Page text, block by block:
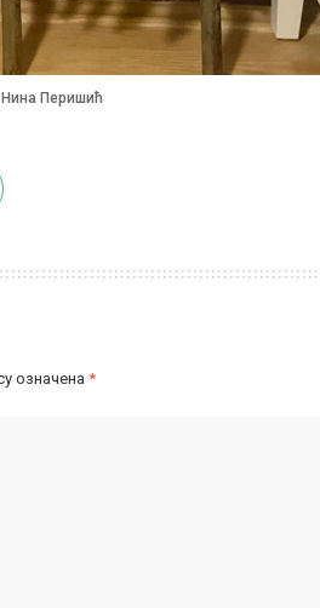
Перишић
означена *